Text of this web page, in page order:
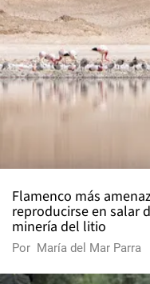
Flamenco más
reproducirse en salar
minería del litio
Por María del Mar Parra